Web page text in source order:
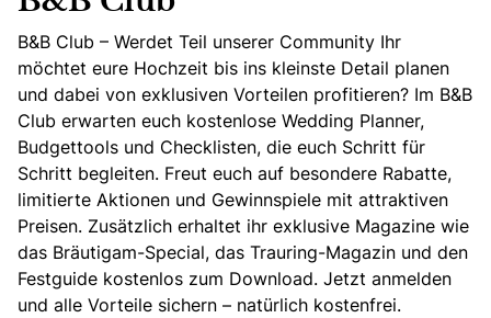
B&B Club – Werdet Teil unserer Community Ihr
möchtet eure Hochzeit bis ins kleinste Detail planen
und dabei von exklusiven Vorteilen profitieren? Im B&B
Club erwarten euch kostenlose Wedding Planner,
Budgettools und Checklisten, die euch Schritt für
Schritt begleiten. Freut euch auf besondere Rabatte,
limitierte Aktionen und Gewinnspiele mit attraktiven
Preisen. Zusätzlich erhaltet ihr exklusive Magazine wie
das Bräutigam-Special, das Trauring-Magazin und den
Festguide kostenlos zum Download. Jetzt anmelden
und alle Vorteile sichern – natürlich kostenfrei.